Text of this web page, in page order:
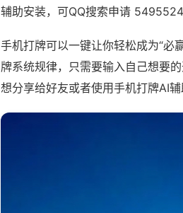
辅助安装，可QQ搜索申请
手机打牌可以一键让你轻松成为“必
牌系统规律，只需要输入自己想要
想分享给好友或者使用手机打牌AI辅